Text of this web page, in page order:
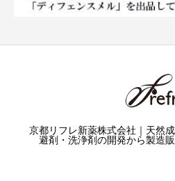
京都リフレ新薬株式会社｜天然
避剤・洗浄剤の開発から製造